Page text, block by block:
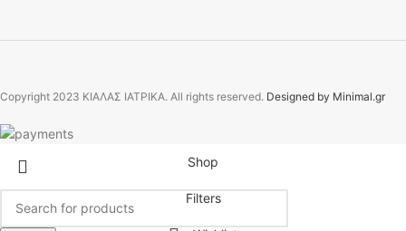
Copyright 2023 ΚΙΑΛΑΣ ΙΑΤΡΙΚΑ. All rights reserved. Designed by Minimal.gr
Shop
Filters